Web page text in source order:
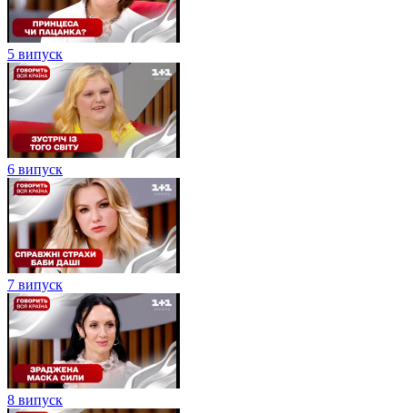
5 випуск
6 випуск
7 випуск
8 випуск